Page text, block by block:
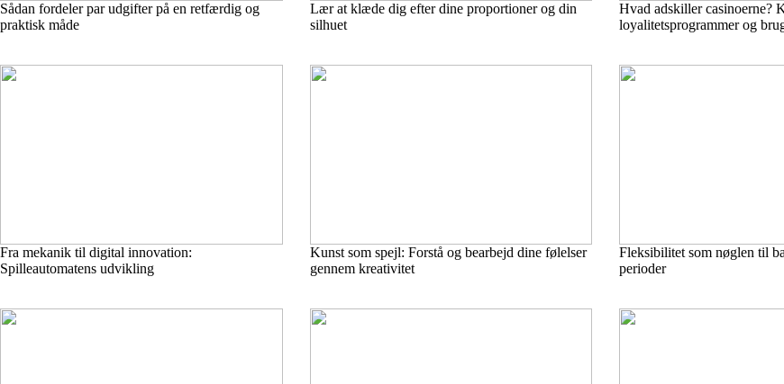
Sådan fordeler par udgifter på en retfærdig og
praktisk måde
Lær at klæde dig efter dine proportioner og din
silhuet
Hvad adskiller casinoerne?
loyalitetsprogrammer og
Fra mekanik til digital innovation:
Spilleautomatens udvikling
Kunst som spejl: Forstå og bearbejd dine følelser
gennem kreativitet
Fleksibilitet som nøglen til
perioder